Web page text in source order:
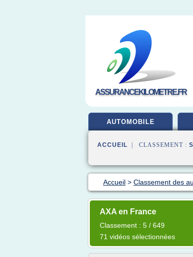
ASSURANCEKILOMETRE.FR
AUTOMOBILE
ACCUEIL | CLASSEMENT :
Accueil > Classement des
AXA en France
Classement : 5 / 649
71 vidéos sélectionnées